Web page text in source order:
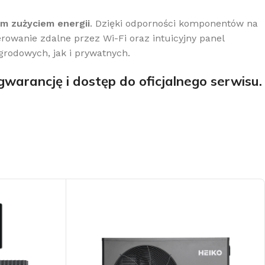
zużyciem energii. Dzięki odporności komponentów na
zdalne przez Wi-Fi oraz intuicyjny panel
jak i prywatnych.
i dostęp do oficjalnego serwisu.